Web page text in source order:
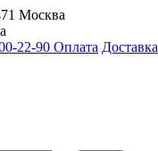
Москва
22-90 Оплата Доставка